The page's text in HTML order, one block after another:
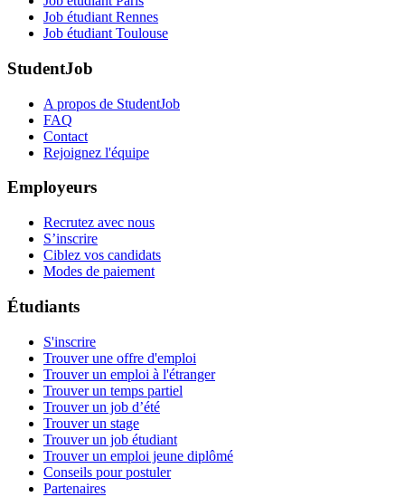
Job étudiant Rennes
Job étudiant Toulouse
StudentJob
A propos de StudentJob
FAQ
Contact
Rejoignez l'équipe
Employeurs
Recrutez avec nous
S’inscrire
Ciblez vos candidats
Modes de paiement
Étudiants
S'inscrire
Trouver une offre d'emploi
Trouver un emploi à l'étranger
Trouver un temps partiel
Trouver un job d’été
Trouver un stage
Trouver un job étudiant
Trouver un emploi jeune diplômé
Conseils pour postuler
Partenaires